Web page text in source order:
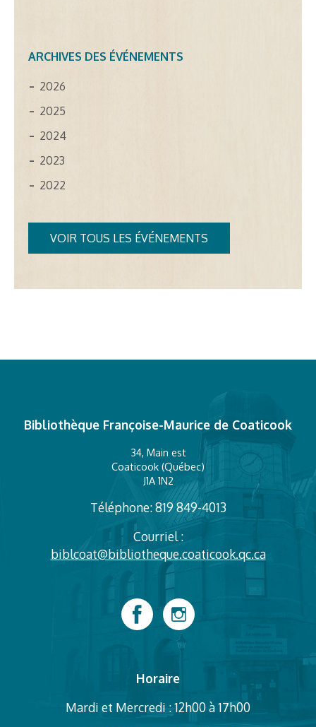
ARCHIVES DES ÉVÉNEMENTS
2026
2025
2024
2023
2022
VOIR TOUS LES ÉVÉNEMENTS
Bibliothèque Françoise-Maurice de Coaticook
34, Main est
Coaticook (Québec)
J1A 1N2
Téléphone: 819 849-4013
Courriel :
biblcoat@bibliotheque.coaticook.qc.ca
Horaire
Mardi et Mercredi : 12h00 à 17h00